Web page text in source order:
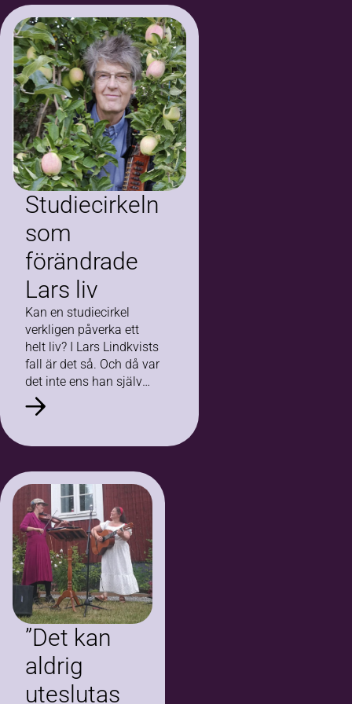
Studiecirkeln
som
förändrade
Lars liv
Kan en studiecirkel
verkligen påverka ett
helt liv? I Lars Lindkvists
fall är det så. Och då var
det inte ens han själv
som gick studiecirkeln –
det var hans…
”Det kan
aldrig
uteslutas